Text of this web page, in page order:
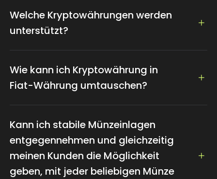
Welche Kryptowährungen werden
unterstützt?
Zahlungsmittel unterstützt, darunter Bitcoin,
Ethereum, Dogecoin, Litecoin, Tether...
Wie kann ich Kryptowährung in
Fiat-Währung umtauschen?
Währung, auf die Sie leicht zugreifen können, indem
Sie die Währung und den Betrag festlegen.
Kann ich stabile Münzeinlagen
entgegennehmen und gleichzeitig
meinen Kunden die Möglichkeit
geben, mit jeder beliebigen Münze